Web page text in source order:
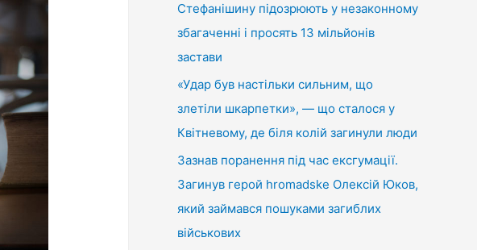
:Стефанішину підозрюють у незаконному
збагаченні і просять 13 мільйонів
застави
«Удар був настільки сильним, що
злетіли шкарпетки», — що сталося у
Квітневому, де біля колій загинули люди
Зазнав поранення під час ексгумації.
Загинув герой hromadske Олексій Юков,
який займався пошуками загиблих
військових